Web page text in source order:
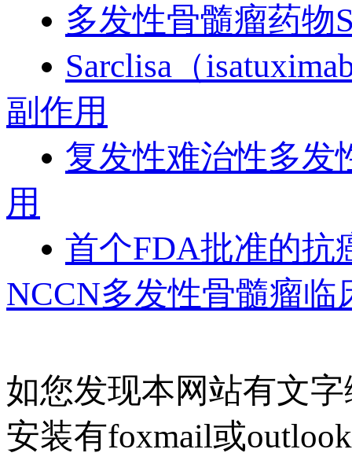
多发性骨髓瘤药物
Sarclisa（
副作用
复发性难治性多发
用
首个FDA批准的抗
NCCN多发性骨髓瘤临
如您发现本网站有文
安装有foxmail或